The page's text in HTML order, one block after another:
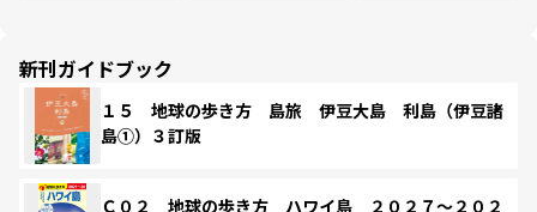
新刊ガイドブック
１５ 地球の歩き方 島旅 伊豆大島 利島（伊豆諸
島①）３訂版
Ｃ０２ 地球の歩き方 ハワイ島 ２０２７～２０２